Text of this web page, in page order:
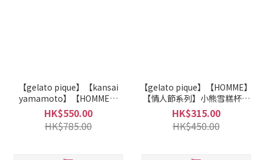
【gelato pique】【kansai
yamamoto】【HOMME】
Smoothie花卉蝴蝶圖案開襟衫
PMNT261026
HK$550.00
HK$785.00
【gelato pique】【HOMME】
【情人節系列】小熊雪糕杯圖
案套頭衫 PMCT261343
HK$315.00
HK$450.00